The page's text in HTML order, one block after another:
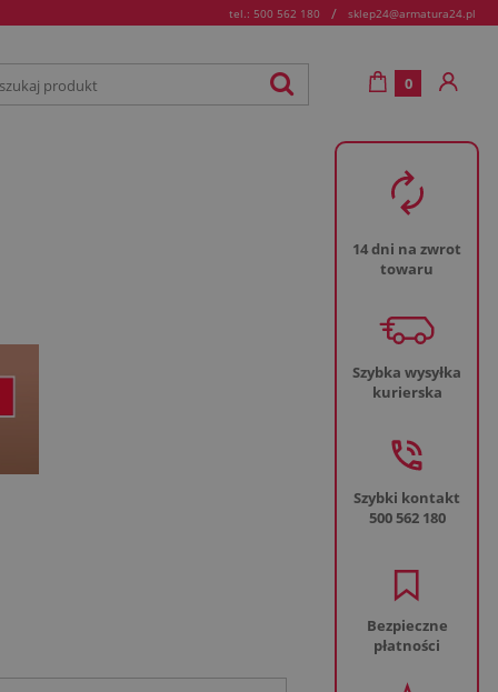
tel.: 500 562 180 / sklep24@armatura24.pl
0
14 dni na zwrot
towaru
Szybka wysyłka
kurierska
Szybki kontakt
500 562 180
Bezpieczne
płatności